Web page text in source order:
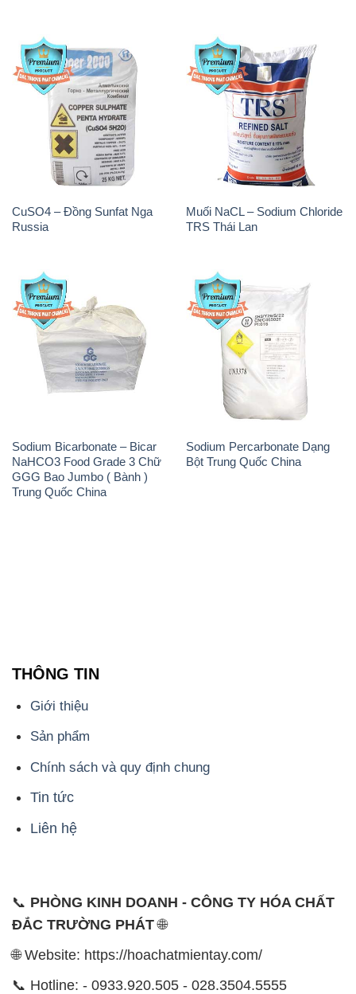
CuSO4 – Đồng Sunfat Nga
Russia
Muối NaCL – Sodium Chloride
TRS Thái Lan
Sodium Bicarbonate – Bicar
NaHCO3 Food Grade 3 Chữ
GGG Bao Jumbo ( Bành )
Trung Quốc China
Sodium Percarbonate Dạng
Bột Trung Quốc China
THÔNG TIN
Giới thiệu
Sản phẩm
Chính sách và quy định chung
Tin tức
Liên hệ
📞 PHÒNG KINH DOANH - CÔNG TY HÓA CHẤT
ĐẮC TRƯỜNG PHÁT🌐
🌐 Website: https://hoachatmientay.com/
📞 Hotline: - 0933.920.505 - 028.3504.5555